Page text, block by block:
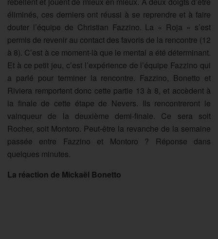
éliminés, ces derniers ont réussi à se reprendre et à faire
douter l’équipe de Christian Fazzino. La « Roja » s’est
permis de revenir au contact des favoris de la rencontre (12
à 8). C’est à ce moment-là que le mental a été déterminant.
Et à ce petit jeu, c’est l’expérience de l’équipe Fazzino qui
a parlé pour terminer la rencontre. Fazzino, Bonetto et
Riviera remportent donc cette partie 13 à 8, et accèdent à
la finale de cette étape de Nevers. Ils rencontreront le
vainqueur de la deuxième demi-finale. Ce sera soit
Rocher, soit Montoro. Peut-être la revanche de la semaine
passée entre Fazzino et Montoro ? Réponse dans
quelques minutes.
La réaction de Mickaël Bonetto